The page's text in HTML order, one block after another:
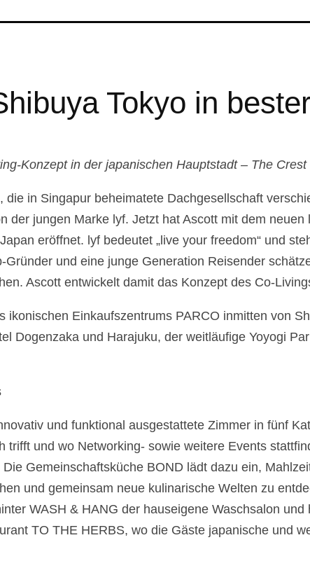
Tokyo in
Konzept in der japanischen Hauptstadt – The
die in Singapur beheimatete Dachgesellschaft
der jungen Marke lyf. Jetzt hat Ascott mit dem
eröffnet. lyf bedeutet „live your freedom“ und
und eine junge Generation Reisender
Ascott entwickelt damit das Konzept des Co-
ikonischen Einkaufszentrums PARCO inmitten von
Dogenzaka und Harajuku, der weitläufige Yoyogi
und funktional ausgestattete Zimmer in fünf
und wo Networking- sowie weitere Events
Gemeinschaftsküche BOND lädt dazu ein,
und gemeinsam neue kulinarische Welten zu
WASH & HANG der hauseigene Waschsalon
TO THE HERBS, wo die Gäste japanische und